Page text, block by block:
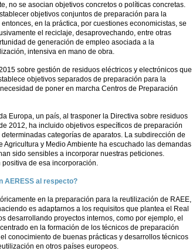
no se asocian objetivos concretos o políticas concretas.
objetivos conjuntos de preparación para la
en la práctica, por cuestiones economicistas, se
el reciclaje, desaprovechando, entre otras
de generación de empleo asociada a la
intensiva en mano de obra.
sobre gestión de residuos eléctricos y electrónicos que
objetivos separados de preparación para la
de poner en marcha Centros de Preparación
Europa, un país, al trasponer la Directiva sobre residuos
2012, ha incluido objetivos específicos de preparación
categorías de aparatos. La subdirección de
Agricultura y Medio Ambiente ha escuchado las demandas
sido sensibles a incorporar nuestras peticiones.
de esa incorporación.
AERESS al respecto?
en la preparación para la reutilización de RAEE,
es adaptarnos a los requisitos que plantea el Real
desarrollando proyectos internos, como por ejemplo, el
en la formación de los técnicos de preparación
conocimiento de buenas prácticas y desarrollos técnicos
en otros países europeos.